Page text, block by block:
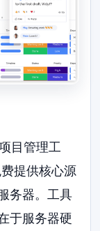
目管理工
提供核心源
务器。工具
于服务器硬